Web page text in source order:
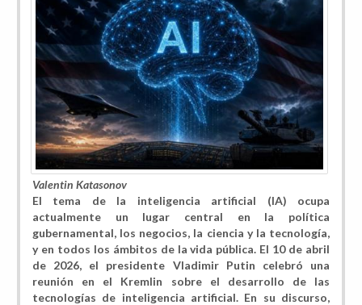
Valentin Katasonov
El tema de la inteligencia artificial (IA) ocupa
actualmente un lugar central en la política
gubernamental, los negocios, la ciencia y la tecnología,
y en todos los ámbitos de la vida pública. El 10 de abril
de 2026, el presidente Vladimir Putin celebró una
reunión en el Kremlin sobre el desarrollo de las
tecnologías de inteligencia artificial. En su discurso,